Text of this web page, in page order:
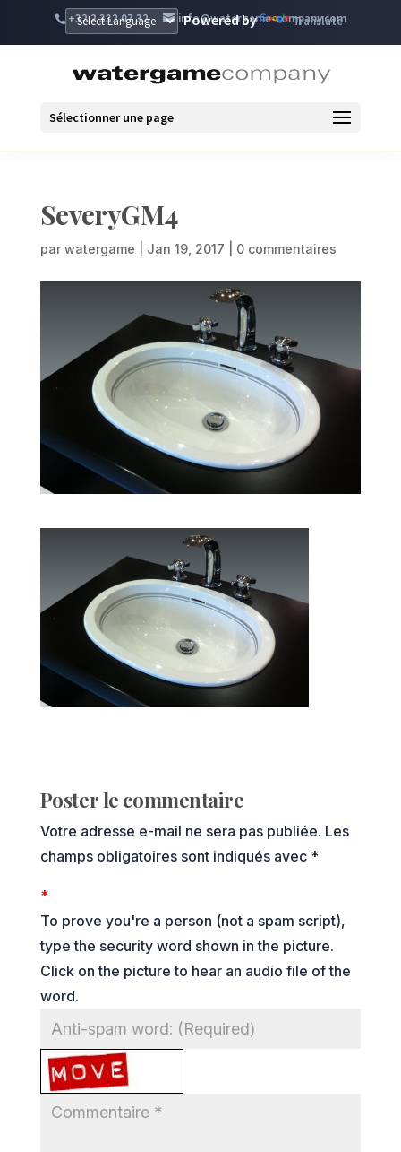
+32 2 332 07 32 info@watergame-company.com
Powered by Translate
Sélectionner une page
SeveryGM4
par watergame Jan 19, 2017 0 commentaires
Poster le commentaire
Votre adresse e-mail ne sera pas publiée. Les
champs obligatoires sont indiqués avec *
*
To prove you're a person (not a spam script),
type the security word shown in the picture.
Click on the picture to hear an audio file of the
word.